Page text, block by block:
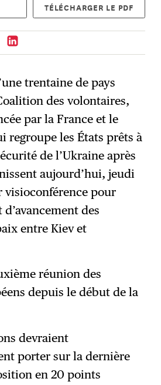
TÉLÉCHARGER LE PDF
trentaine de pays
des volontaires,
par la France et le
regroupe les États prêts à
de l’Ukraine après
aujourd’hui, jeudi
visioconférence pour
des
entre Kiev et
réunion des
depuis le début de la
devraient
porter sur la dernière
en 20 points